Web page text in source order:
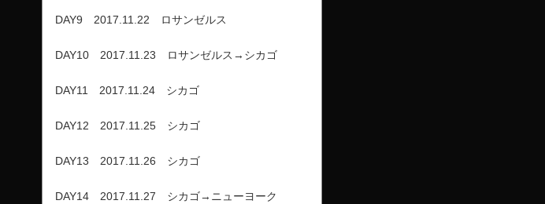
DAY9 2017.11.22 ロサンゼルス
DAY10 2017.11.23 ロサンゼルス→シカゴ
DAY11 2017.11.24 シカゴ
DAY12 2017.11.25 シカゴ
DAY13 2017.11.26 シカゴ
DAY14 2017.11.27 シカゴ→ニューヨーク